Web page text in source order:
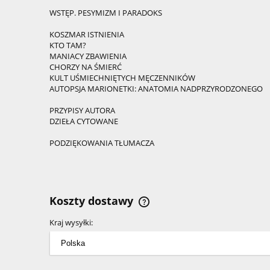
WSTĘP. PESYMIZM I PARADOKS
KOSZMAR ISTNIENIA
KTO TAM?
MANIACY ZBAWIENIA
CHORZY NA ŚMIERĆ
KULT UŚMIECHNIĘTYCH MĘCZENNIKÓW
AUTOPSJA MARIONETKI: ANATOMIA NADPRZYRODZONEGO
PRZYPISY AUTORA
DZIEŁA CYTOWANE
PODZIĘKOWANIA TŁUMACZA
Koszty dostawy
Kraj wysyłki: